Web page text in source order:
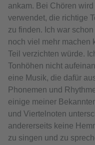
ankam. Bei Chören
verwendet, die richtige
zu finden. Ich war
noch viel mehr machen
Teil verzichten würde.
Tonhöhen nicht
eine Musik, die dafür
Phonemen und
einige meiner
und Viertelnoten
andererseits keine
zu singen und zu